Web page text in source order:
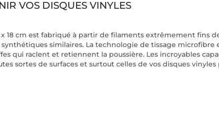
VOS DISQUES VINYLES
18 cm est fabriqué à partir de filaments extrêmement fins
similaires. La technologie de tissage microfibre
qui raclent et retiennent la poussière. Les incroyables
sortes de surfaces et surtout celles de vos disques vinyles